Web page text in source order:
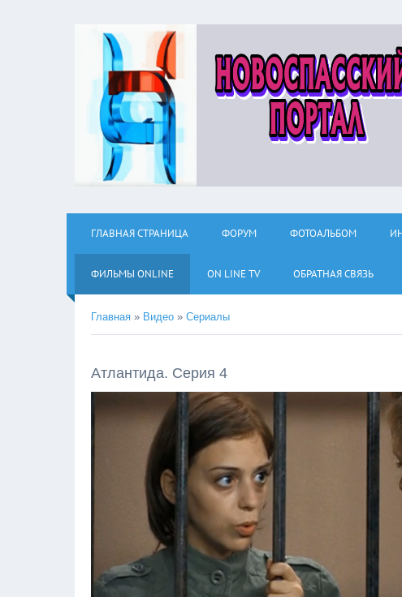
ГЛАВНАЯ СТРАНИЦА ФОРУМ ФОТОАЛЬБОМ
ФИЛЬМЫ ОNLINE ON LINE TV ОБРАТНАЯ СВЯЗЬ
Главная » Видео » Сериалы
Атлантида. Серия 4